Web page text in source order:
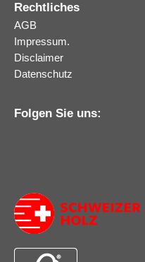
Rechtliches
AGB
Impressum.
Disclaimer
Datenschutz
Folgen Sie uns: